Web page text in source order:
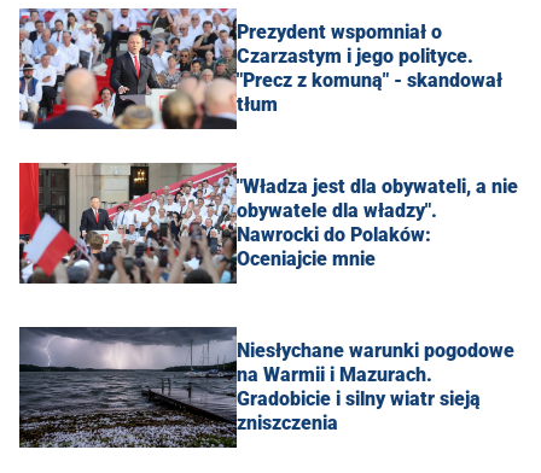
Prezydent wspomniał o
Czarzastym i jego polityce.
"Precz z komuną" - skandował
tłum
"Władza jest dla obywateli, a nie
obywatele dla władzy".
Nawrocki do Polaków:
Oceniajcie mnie
Niesłychane warunki pogodowe
na Warmii i Mazurach.
Gradobicie i silny wiatr sieją
zniszczenia